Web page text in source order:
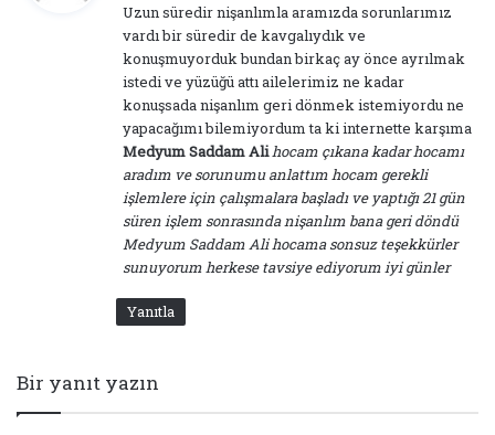
i
k
i
:
Uzun süredir nişanlımla aramızda sorunlarımız
vardı bir süredir de kavgalıydık ve
konuşmuyorduk bundan birkaç ay önce ayrılmak
istedi ve yüzüğü attı ailelerimiz ne kadar
konuşsada nişanlım geri dönmek istemiyordu ne
yapacağımı bilemiyordum ta ki internette karşıma
Medyum Saddam Alihocam çıkana kadar hocamı
aradım ve sorunumu anlattım hocam gerekli
işlemlere için çalışmalara başladı ve yaptığı 21 gün
süren işlem sonrasında nişanlım bana geri döndü
Medyum Saddam Ali hocama sonsuz teşekkürler
sunuyorum herkese tavsiye ediyorum iyi günler
Yanıtla
Bir yanıt yazın